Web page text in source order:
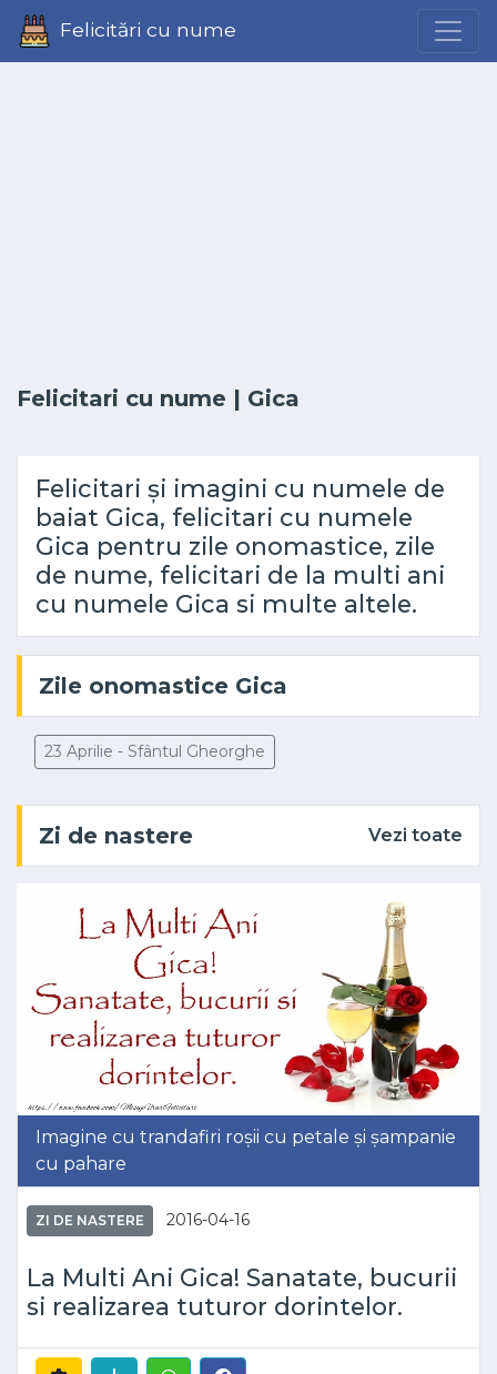
Felicitări cu nume
Felicitari cu nume | Gica
Felicitari și imagini cu numele de
baiat Gica, felicitari cu numele
Gica pentru zile onomastice, zile
de nume, felicitari de la multi ani
cu numele Gica si multe altele.
Zile onomastice Gica
23 Aprilie - Sfântul Gheorghe
Zi de nastere Vezi toate
Imagine cu trandafiri roșii cu petale și șampanie
cu pahare
ZI DE NASTERE 2016-04-16
La Multi Ani Gica! Sanatate, bucurii
si realizarea tuturor dorintelor.